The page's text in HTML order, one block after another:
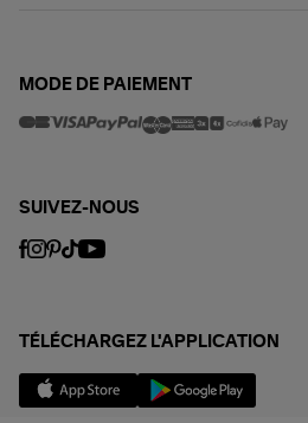
MODE DE PAIEMENT
SUIVEZ-NOUS
TÉLÉCHARGEZ L'APPLICATION